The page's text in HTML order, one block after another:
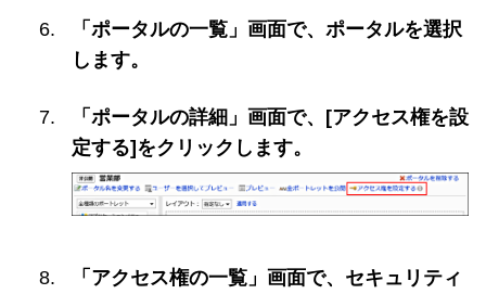
「ポータルの一覧」画面で、ポータルを選択
します。
「ポータルの詳細」画面で、[アクセス権を設
定する]をクリックします。
「アクセス権の一覧」画面で、セキュリティ